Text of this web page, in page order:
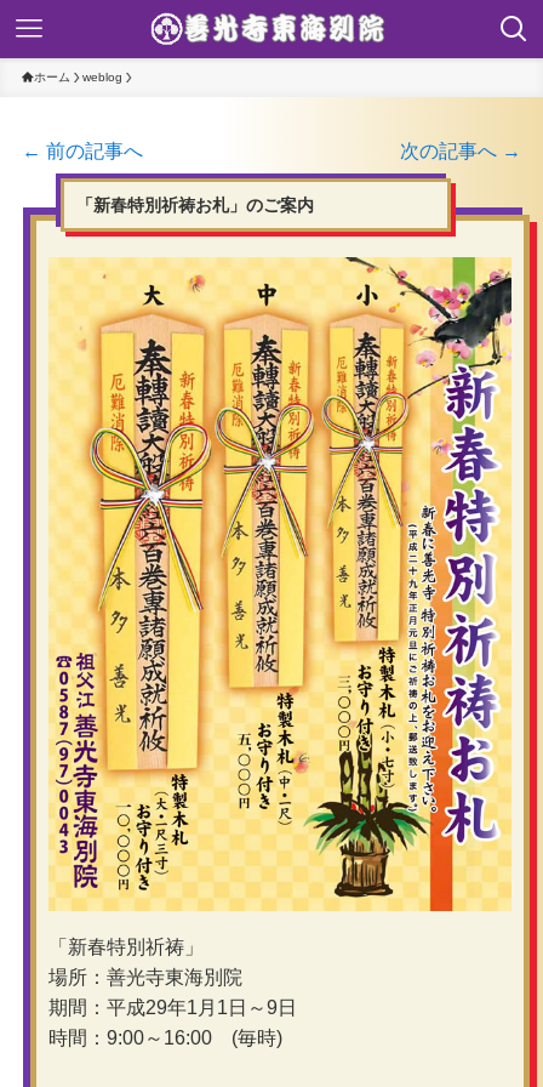
ホーム weblog
← 前の記事へ 次の記事へ →
「新春特別祈祷お札」のご案内
「新春特別祈祷」
場所：善光寺東海別院
期間：平成29年1月1日～9日
時間：9:00～16:00 (毎時)